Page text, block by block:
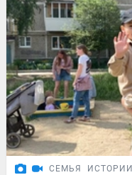
СЕМЬЯ ИСТОРИИ